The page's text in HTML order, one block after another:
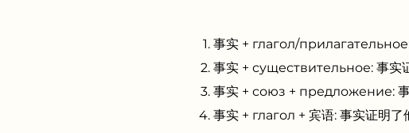
事实 + глагол/
事实 + существительное: 事实
事实 + союз + предложение:
事实 + глагол + 宾语: 事实证明